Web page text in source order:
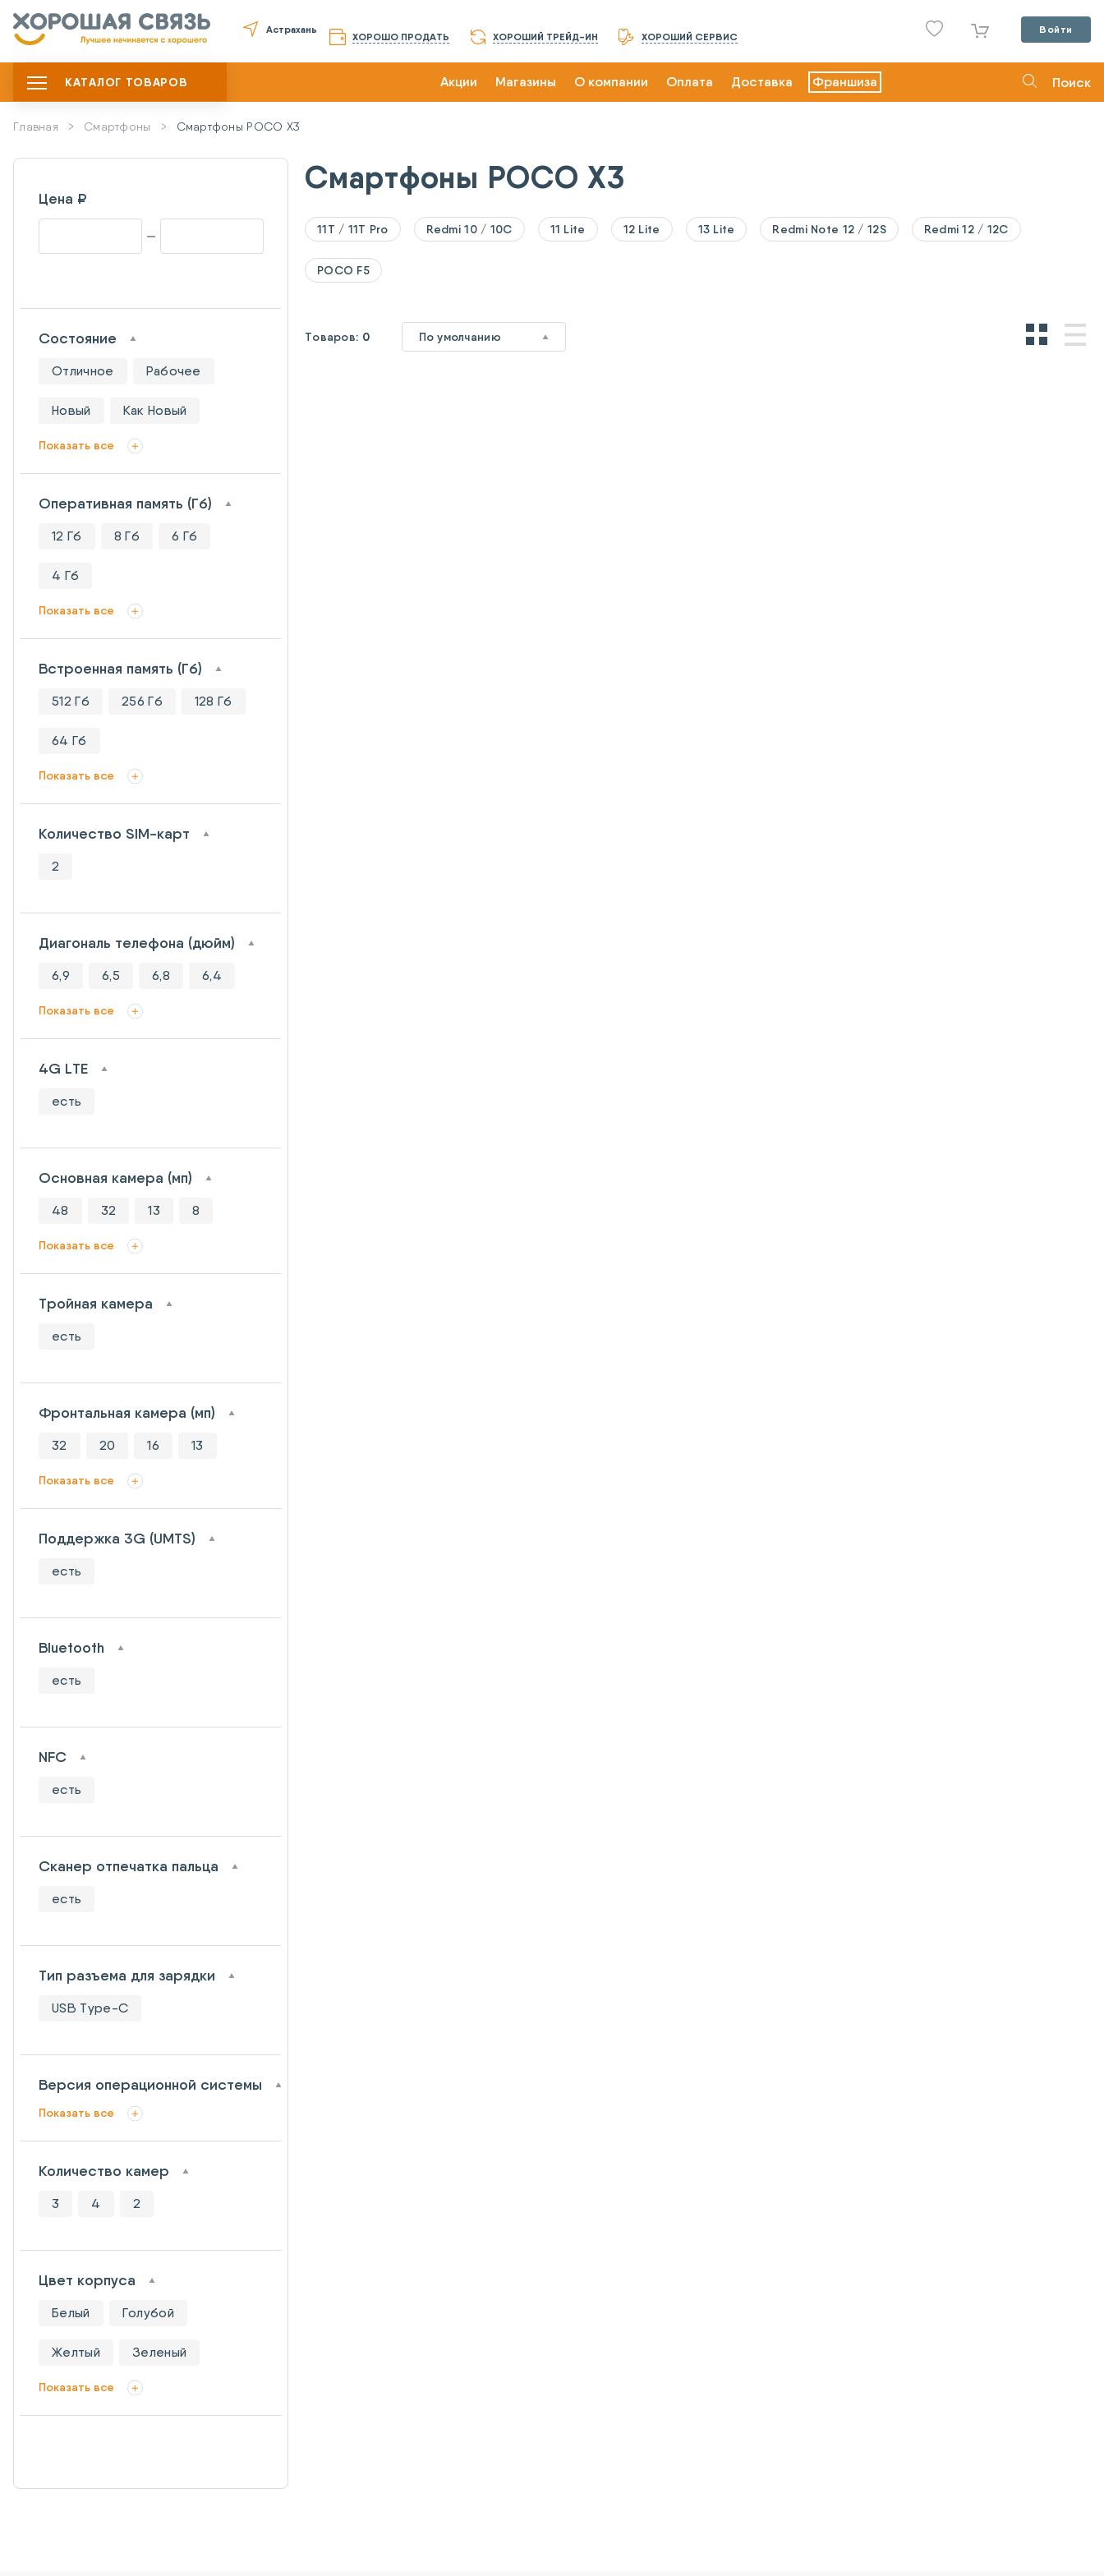
Астрахань
ХОРОШО ПРОДАТЬ ХОРОШИЙ ТРЕЙД-ИН ХОРОШИЙ СЕРВИС
Войти
КАТАЛОГ ТОВАРОВ Акции Магазины О компании Оплата Доставка Франшиза Поиск
Главная Смартфоны Смартфоны POCO X3
Цена ₽
Состояние
Отличное Рабочее
Новый Как Новый
Показать все
Оперативная память (Гб)
12 Гб 8 Гб 6 Гб
4 Гб
Показать все
Встроенная память (Гб)
512 Гб 256 Гб 128 Гб
64 Гб
Показать все
Количество SIM-карт
2
Диагональ телефона (дюйм)
6,9 6,5 6,8 6,4
Показать все
4G LTE
есть
Основная камера (мп)
48 32 13 8
Показать все
Тройная камера
есть
Фронтальная камера (мп)
32 20 16 13
Показать все
Поддержка 3G (UMTS)
есть
Bluetooth
есть
NFC
есть
Сканер отпечатка пальца
есть
Тип разъема для зарядки
USB Type-C
Версия операционной системы
Показать все
Количество камер
3 4 2
Цвет корпуса
Белый Голубой
Желтый Зеленый
Показать все
Смартфоны POCO X3
11T / 11T Pro Redmi 10 / 10C 11 Lite 12 Lite 13 Lite Redmi Note 12 / 12S Redmi 12 / 12C
POCO F5
Товаров: 0 По умолчанию